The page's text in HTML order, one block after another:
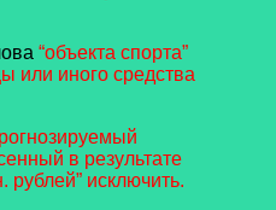
“объекта спорта”
или иного средства
в результате
рублей” исключить.